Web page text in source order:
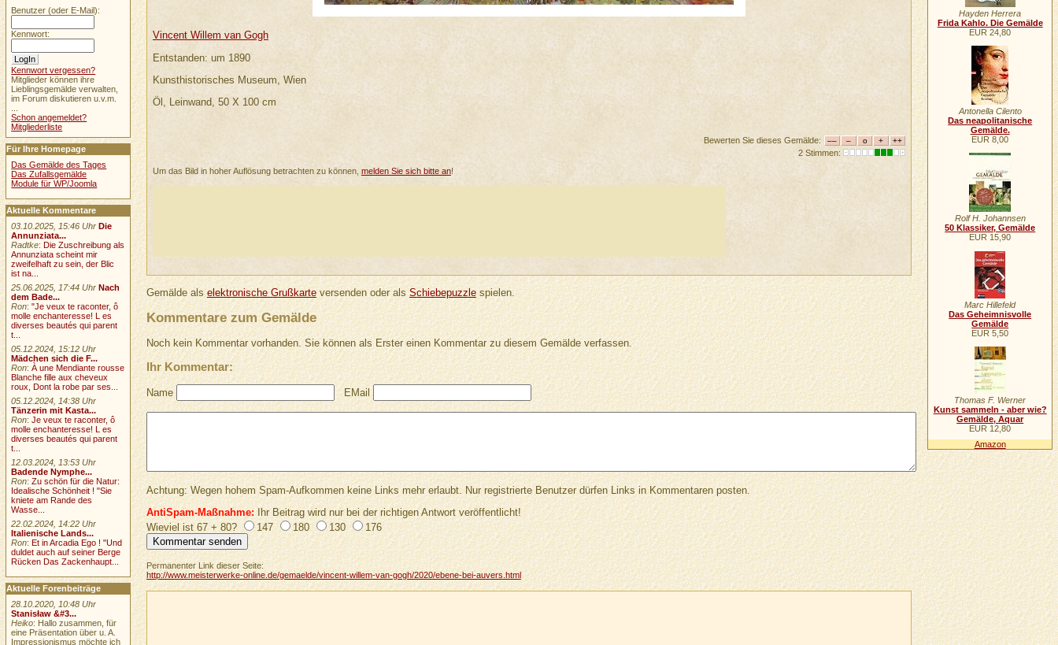
Vincent Willem van Gogh
Entstanden: um 1890
Kunsthistorisches Museum, Wien
Öl, Leinwand, 50 X 100 cm
Bewerten Sie dieses Gemälde:
2 Stimmen:
Um das Bild in hoher Auflösung betrachten zu können, melden Sie sich bitte an!
Gemälde alselektronische Grußkarteversenden oder alsSchiebepuzzlespielen.
Kommentare zum Gemälde
Noch kein Kommentar vorhanden. Sie können als Erster einen Kommentar zu diesem Gemälde verfassen.
Ihr Kommentar:
Name EMail
Achtung: Wegen hohem Spam-Aufkommen keine Links mehr erlaubt. Nur registrierte Benutzer dürfen Links in Kommentaren posten.
AntiSpam-Maßnahme:Ihr Beitrag wird nur bei der richtigen Antwort veröffentlicht!
Wieviel ist 67 + 80?
147 180 130 176
Permanenter Link dieser Seite:
http://www.meisterwerke-online.de/gemaelde/vincent-willem-van-gogh/2020/ebene-bei-auvers.html
Benutzer (oder E-Mail):
Kennwort:
Kennwort vergessen?
Mitglieder können ihre
Lieblingsgemälde verwalten,
im Forum diskutieren u.v.m.
Schon angemeldet?
Mitgliederliste
Für Ihre Homepage
Das Gemälde des Tages
Das Zufallsgemälde
Module für WP/Joomla
Aktuelle Kommentare
03.10.2025, 15:46 Uhr Die
Annunziata...
Radtke: Die Zuschreibung als
Annunziata scheint mir
zweifelhaft zu sein, der Blic
ist na...
25.06.2025, 17:44 Uhr Nach
dem Bade...
Ron:"Je veux te raconter, ô
molle enchanteresse! L es
diverses beautés qui parent
t...
05.12.2024, 15:12 Uhr
Mädchen sich die F...
Ron:À une Mendiante rousse
Blanche fille aux cheveux
roux, Dont la robe par ses...
05.12.2024, 14:38 Uhr
Tänzerin mit Kasta...
Ron:Je veux te raconter, ô
molle enchanteresse! L es
diverses beautés qui parent
t...
12.03.2024, 13:53 Uhr
Badende Nymphe...
Ron:Zu schön für die Natur:
Idealische Schönheit ! "Sie
kniete am Rande des
Wasse...
22.02.2024, 14:22 Uhr
Italienische Lands...
Ron:Et in Arcadia Ego ! "Und
duldet auch auf seiner Berge
Rücken Das Zackenhaupt...
Aktuelle Forenbeiträge
28.10.2020, 10:48 Uhr
Stanisław &#3...
Heiko: Hallo zusammen, für
eine Präsentation über u. A.
Impressionismus möchte ich
Hayden Herrera
Frida Kahlo. Die Gemälde
EUR 24,80
Antonella Cilento
Das neapolitanische
Gemälde.
EUR 8,00
Rolf H. Johannsen
50 Klassiker, Gemälde
EUR 15,90
Marc Hillefeld
Das Geheimnisvolle
Gemälde
EUR 5,50
Thomas F. Werner
Kunst sammeln - aber wie?
Gemälde, Aquar
EUR 12,80
Amazon